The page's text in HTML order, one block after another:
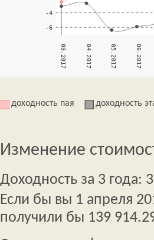
доходность пая доходность
Изменение
Доходность за 3 года:
Если бы вы 1 апреля
получили бы 139